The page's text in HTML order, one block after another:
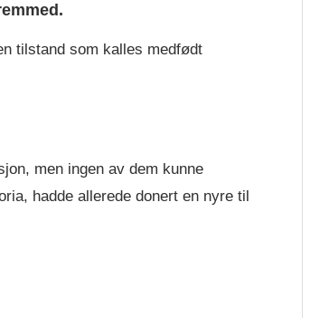
tilstand som kalles medfødt
men ingen av dem kunne
hadde allerede donert en nyre til